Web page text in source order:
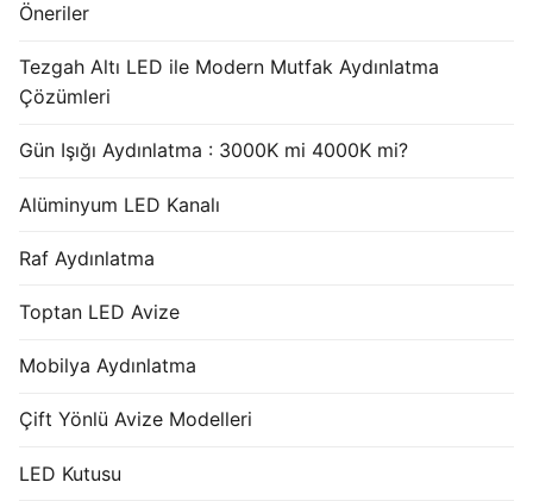
Öneriler
Tezgah Altı LED ile Modern Mutfak Aydınlatma
Çözümleri
Gün Işığı Aydınlatma : 3000K mi 4000K mi?
Alüminyum LED Kanalı
Raf Aydınlatma
Toptan LED Avize
Mobilya Aydınlatma
Çift Yönlü Avize Modelleri
LED Kutusu